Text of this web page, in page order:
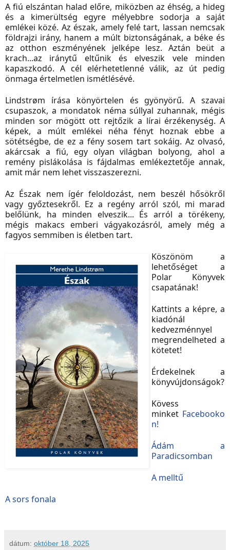
A fiú elszántan halad előre, miközben az éhség, a hideg
és a kimerültség egyre mélyebbre sodorja a saját
emlékei közé. Az észak, amely felé tart, lassan nemcsak
földrajzi irány, hanem a múlt biztonságának, a béke és
az otthon eszményének jelképe lesz. Aztán beüt a
krach...az iránytű eltűnik és elveszik vele minden
kapaszkodó. A cél elérhetetlenné válik, az út pedig
önmaga értelmetlen ismétlésévé.
Lindstrøm írása könyörtelen és gyönyörű. A szavai
csupaszok, a mondatok néma súllyal zuhannak, mégis
minden sor mögött ott rejtőzik a lírai érzékenység. A
képek, a múlt emlékei néha fényt hoznak ebbe a
sötétségbe, de ez a fény sosem tart sokáig. Az olvasó,
akárcsak a fiú, egy olyan világban bolyong, ahol a
remény pislákolása is fájdalmas emlékeztetője annak,
amit már nem lehet visszaszerezni.
Az Észak nem ígér feloldozást, nem beszél hősökről
vagy győztesekről. Ez a regény arról szól, mi marad
belőlünk, ha minden elveszik... És arról a törékeny,
mégis makacs emberi vágyakozásról, amely még a
fagyos semmiben is életben tart.
Köszönöm a
lehetőséget a
Polar Könyvek
csapatának!
Kattints a képre, a
kiadónál
kedvezménnyel
megrendelheted a
kötetet!
Érdekelnek a
könyvújdonságok?
Kövess
minket Facebooko
n!
Ádám a
Paradicsomban
A melltű
A sors fonala
dátum: október 18, 2025